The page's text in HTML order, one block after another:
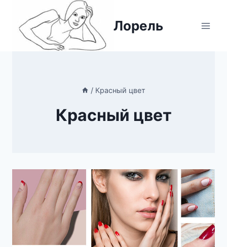
содержимому
Лорель
/ Красный цвет
Красный цвет